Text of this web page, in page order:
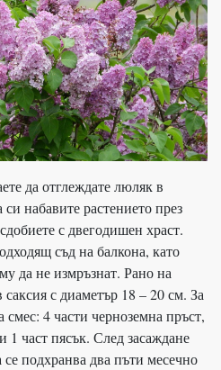
да отглеждате люляк в
набавите растението през
с двегодишен храст.
съд на балкона, като
да не измръзнат. Рано на
саксия с диаметър 18 – 20 см. За
смес: 4 части черноземна пръст,
1 част пясък. След засаждане
подхранва два пъти месечно